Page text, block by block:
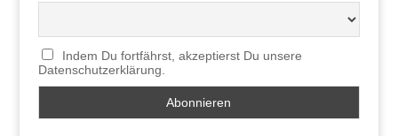
Indem Du fortfährst, akzeptierst Du unsere
Datenschutzerklärung.